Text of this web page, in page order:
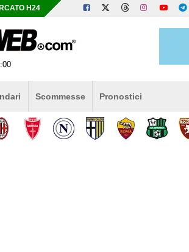
H24
Scommesse Pronostici